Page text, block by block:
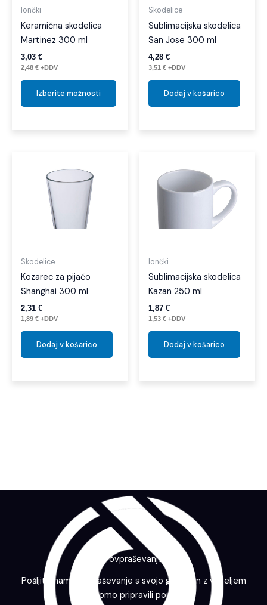
lončki
Keramična skodelica
Martinez 300 ml
3,03 €
2,48 € +DDV
Izberite možnosti
izbereteSkodelice
Sublimacijska skodelica
San Jose 300 ml
4,28 €
3,51 € +DDV
Dodaj v košarico
Skodelice
Kozarec za pijačo
Shanghai 300 ml
2,31 €
1,89 € +DDV
Dodaj v košarico
lončki
Sublimacijska skodelica
Kazan 250 ml
1,87 €
1,53 € +DDV
Dodaj v košarico
Povpraševanje
Pošljite nam povpraševanje s svojo grafiko in z veseljem
vam bomo pripravili ponudbo.